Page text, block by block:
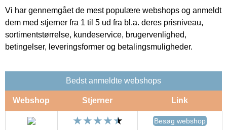
Vi har gennemgået de mest populære webshops og anmeldt
dem med stjerner fra 1 til 5 ud fra bl.a. deres prisniveau,
sortimentstørrelse, kundeservice, brugervenlighed,
betingelser, leveringsformer og betalingsmuligheder.
Bedst anmeldte webshops
Webshop Stjerner Link
Besøg webshop